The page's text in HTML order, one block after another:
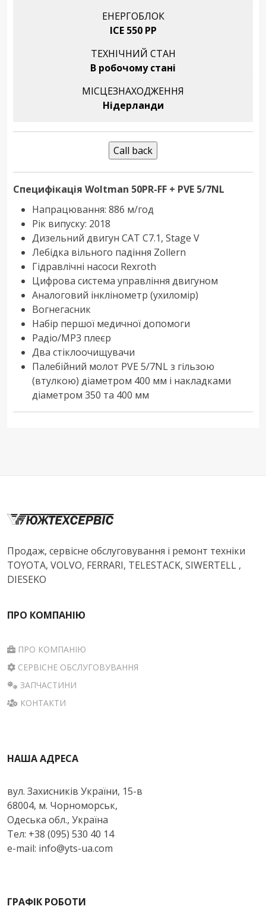
ЕНЕРГОБЛОК
ICE 550 PP
ТЕХНІЧНИЙ СТАН
В робочому стані
МІСЦЕЗНАХОДЖЕННЯ
Нідерланди
Специфікація Woltman 50PR-FF + PVE 5/7NL
Напрацювання: 886 м/год
Рік випуску: 2018
Дизельний двигун CAT C7.1, Stage V
Лебідка вільного падіння Zollern
Гідравлічні насоси Rexroth
Цифрова система управління двигуном
Аналоговий інклінометр (ухиломір)
Вогнегасник
Набір першої медичної допомоги
Радіо/МР3 плеєр
Два стіклоочищувачи
Палебійний молот PVE 5/7NL з гільзою
(втулкою) діаметром 400 мм і накладками
діаметром 350 та 400 мм
Продаж, сервісне обслуговування і ремонт техніки
TOYOTA, VOLVO, FERRARI, TELESTACK, SIWERTELL ,
DIESEKO
ПРО КОМПАНІЮ
ПРО КОМПАНІЮ
СЕРВІСНЕ ОБСЛУГОВУВАННЯ
ЗАПЧАСТИНИ
КОНТАКТИ
НАША АДРЕСА
вул. Захисників України, 15-в
68004, м. Чорноморськ,
Одеська обл., Україна
Тел: +38 (095) 530 40 14
e-mail: info@yts-ua.com
ГРАФІК РОБОТИ